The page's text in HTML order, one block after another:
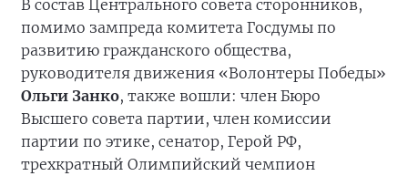
В состав Центрального совета сторонников,
помимо зампреда комитета Госдумы по
развитию гражданского общества,
руководителя движения «Волонтеры Победы»
Ольги Занко, также вошли: член Бюро
Высшего совета партии, член комиссии
партии по этике, сенатор, Герой РФ,
трехкратный Олимпийский чемпион